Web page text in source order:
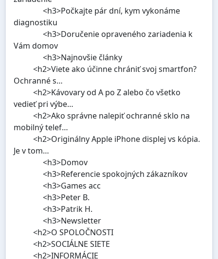
<h3>Počkajte pár dní, kym vykonáme
diagnostiku
<h3>Doručenie opraveného zariadenia k
Vám domov
<h3>Najnovšie články
<h2>Viete ako účinne chrániť svoj smartfon?
Ochranné s…
<h2>Kávovary od A po Z alebo čo všetko
vedieť pri výbe…
<h2>Ako správne nalepiť ochranné sklo na
mobilný telef…
<h2>Originálny Apple iPhone displej vs kópia.
Je v tom…
<h3>Domov
<h3>Referencie spokojných zákazníkov
<h3>Games acc
<h3>Peter B.
<h3>Patrik H.
<h3>Newsletter
<h2>O SPOLOČNOSTI
<h2>SOCIÁLNE SIETE
<h2>INFORMÁCIE